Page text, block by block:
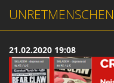
21.02.2020 19:08